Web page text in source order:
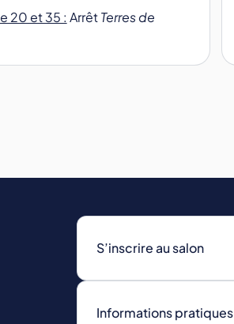
20 et 35 : ArrêtTerres de
S’inscrire au salon
Informations pratiques